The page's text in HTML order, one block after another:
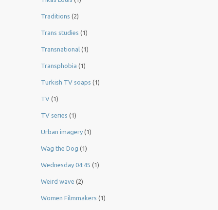
Traditions (2)
Trans studies (1)
Transnational (1)
Transphobia (1)
Turkish TV soaps (1)
TV (1)
TV series (1)
Urban imagery (1)
Wag the Dog (1)
Wednesday 04:45 (1)
Weird wave (2)
Women Filmmakers (1)